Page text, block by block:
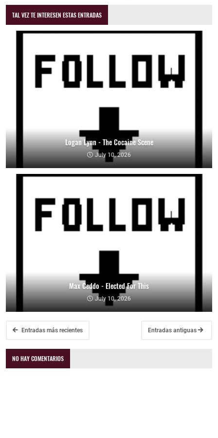
TAL VEZ TE INTERESEN ESTAS ENTRADAS
Logan Lynn - The Cocaine Scene
July 10, 2026
Max Ceddo - Elected For This
July 10, 2026
Entradas más recientes Entradas antiguas
NO HAY COMENTARIOS